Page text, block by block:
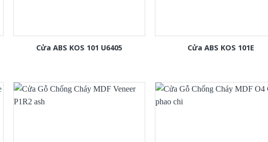
Cửa ABS KOS 101 U6405 Cửa ABS KOS 101E